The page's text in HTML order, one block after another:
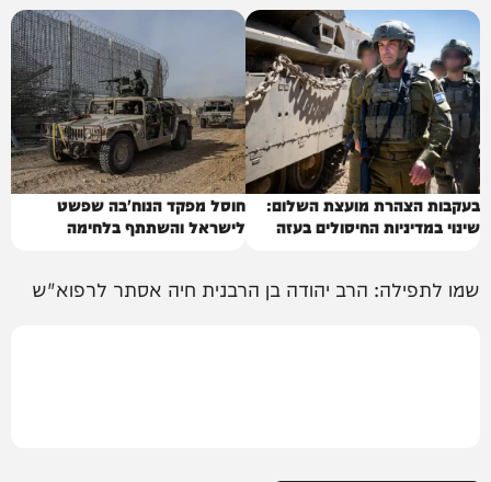
בעקבות הצהרת מועצת השלום:
שינוי במדיניות החיסולים בעזה
חוסל מפקד הנוח'בה שפשט
לישראל והשתתף בלחימה
שמו לתפילה: הרב יהודה בן הרבנית חיה אסתר לרפוא"ש